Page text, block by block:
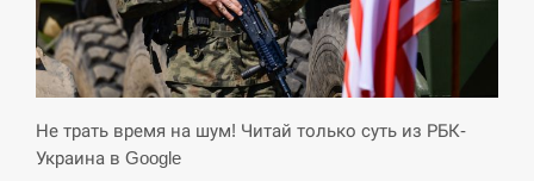
СЕРПЕНЬ
Экс-послу в США Стефанишиной вручили новое
СЕРПЕНЬ
Не трать время на шум! Читай только суть из РБК-
Украина в Google